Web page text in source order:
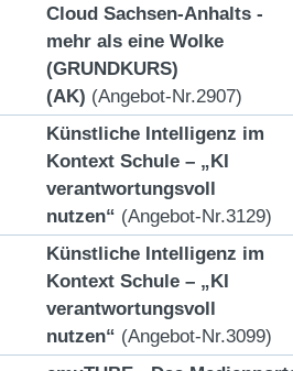
Cloud Sachsen-Anhalts -
mehr als eine Wolke
(GRUNDKURS)
(AK) (Angebot-Nr.2907)
Künstliche Intelligenz im
Kontext Schule – „KI
verantwortungsvoll
nutzen“ (Angebot-Nr.3129)
Künstliche Intelligenz im
Kontext Schule – „KI
verantwortungsvoll
nutzen“ (Angebot-Nr.3099)